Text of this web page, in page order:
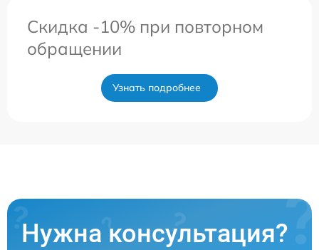
Скидка -10% при повторном
обращении
Узнать подробнее
Нужна консультация?